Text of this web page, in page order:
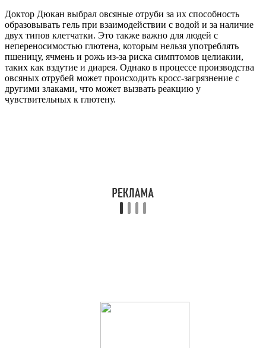
Доктор Дюкан выбрал овсяные отруби за их способность
образовывать гель при взаимодействии с водой и за наличие
двух типов клетчатки. Это также важно для людей с
непереносимостью глютена, которым нельзя употреблять
пшеницу, ячмень и рожь из-за риска симптомов целиакии,
таких как вздутие и диарея. Однако в процессе производства
овсяных отрубей может происходить кросс-загрязнение с
другими злаками, что может вызвать реакцию у
чувствительных к глютену.